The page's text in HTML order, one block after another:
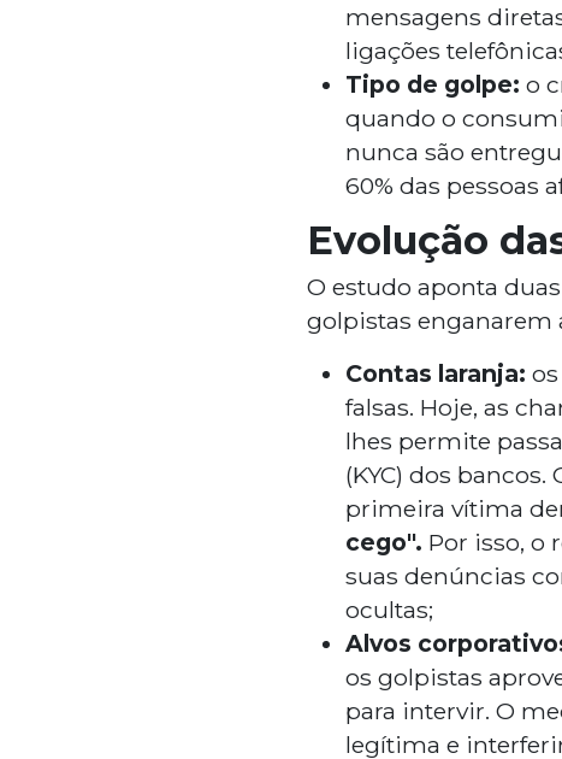
mensagens
ligações
Tipo de golpe: o
quando o
nunca são
60% das pessoas
Evolução
O estudo aponta
golpistas enganarem
Contas laranja:
falsas. Hoje, as
lhes permite
(KYC) dos
primeira vítima
cego". Por isso, o
suas denúncias
ocultas;
Alvos
os golpistas
para intervir. O
legítima e